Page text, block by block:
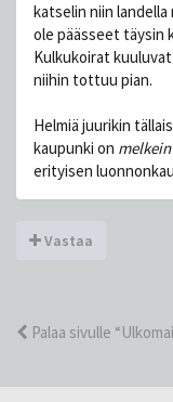
katselin niin
ole päässeet täysin
Kulkukoirat
niihin tottuu pian.
Helmiä juurikin
kaupunki on melkein
erityisen
Vastaa
Palaa sivulle